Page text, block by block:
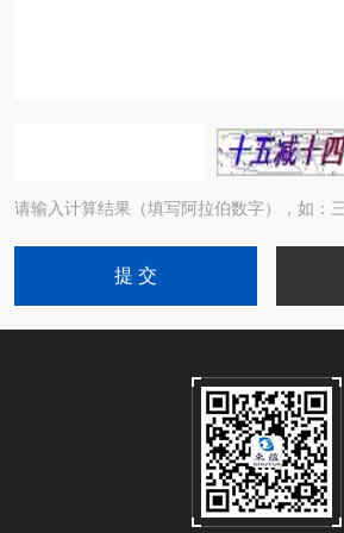
请输入计算结果（填写阿拉伯数字），如：